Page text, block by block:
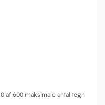
0 af 600 maksimale antal tegn